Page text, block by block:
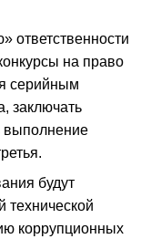
ответственности
на право
серийным
заключать
выполнение
будут
технической
коррупционных